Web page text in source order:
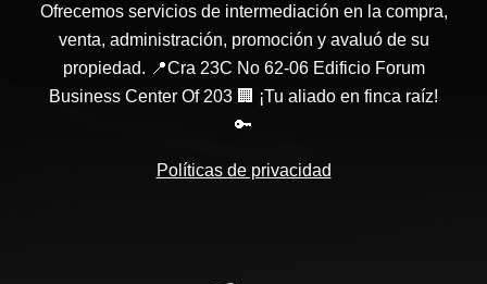
Ofrecemos servicios de intermediación en la compra,
venta, administración, promoción y avaluó de su
propiedad. 📍Cra 23C No 62-06 Edificio Forum
Business Center Of 203 🏢 ¡Tu aliado en finca raíz!
🔑
Políticas de privacidad